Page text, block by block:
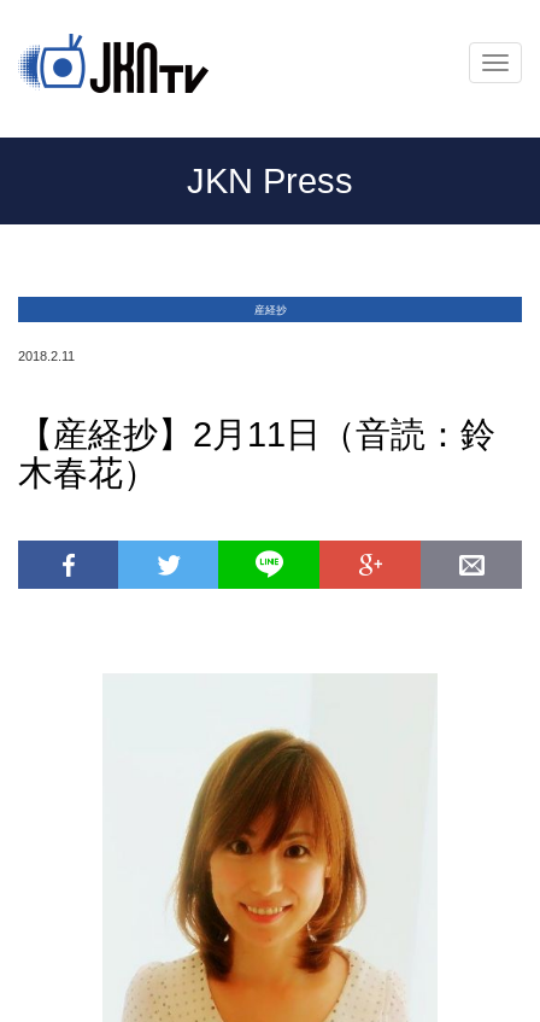
メ
ニ
ー
JKN Press
産経抄
2018.2.11
【産経抄】2月11日（音読：鈴
木春花）